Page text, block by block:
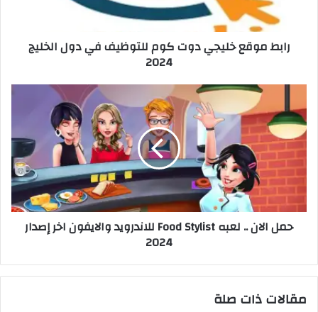
رابط موقع خليجي دوت كوم للتوظيف في دول الخليج
2024
حمل الان .. لعبه Food Stylist للاندرويد والايفون اخر إصدار
2024
مقالات ذات صلة